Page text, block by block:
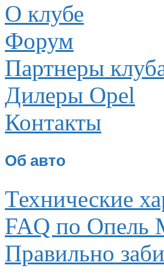
О клубе
Форум
Партнеры
Дилеры Opel
Контакты
Об авто
Технические
FAQ по Опель
Правильно